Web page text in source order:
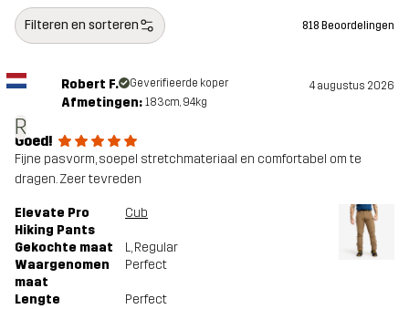
Filteren en sorteren 818 Beoordelingen
R
Robert F. Geverifieerde koper 4 augustus 2026
Afmetingen: 183cm, 94kg
Goed!
Fijne pasvorm, soepel stretchmateriaal en comfortabel om te
dragen. Zeer tevreden
Elevate Pro
Hiking Pants
Cub
Gekochte maat L, Regular
Waargenomen
maat
Perfect
Lengte Perfect